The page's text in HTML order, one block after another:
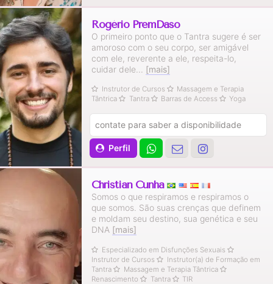
Rogério PremDaso
O primeiro ponto que o Tantra sugere é ser
amoroso com o seu corpo, ser amigável
com ele, reverente a ele, respeita-lo,
cuidar dele... [mais]
Instrutor de Cursos
Massagem e Terapia
Tântrica
Tantra Barras de Access Yoga
Perfil
contate para saber a disponibilidade
Christian Cunha
Somos o que respiramos e respiramos o
que somos. São suas crenças que definem
e moldam seu destino, sua genética e seu
DNA [mais]
Especializado em Disfunções Sexuais
Instrutor de Cursos
Instrutor(a) de Formação em
Tantra
Massagem e Terapia Tântrica
Renascimento
Tantra TIR